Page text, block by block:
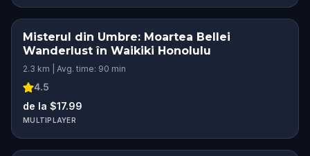
Misterul din Umbre: Moartea Bellei
Wanderlust în Waikiki Honolulu
2.3 km | Avg. time: 90 min
4.5
de la $17.99
MULTIPLAYER